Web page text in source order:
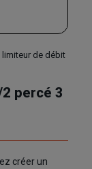
limiteur de débit
percé 3
créer un